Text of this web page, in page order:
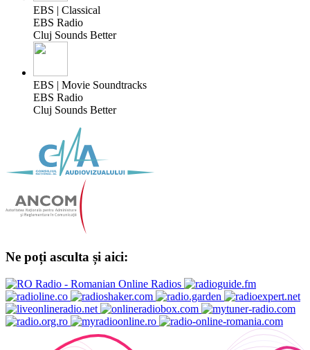
EBS | Classical
EBS Radio
Cluj Sounds Better
EBS | Movie Soundtracks
EBS Radio
Cluj Sounds Better
Ne poți asculta și aici: